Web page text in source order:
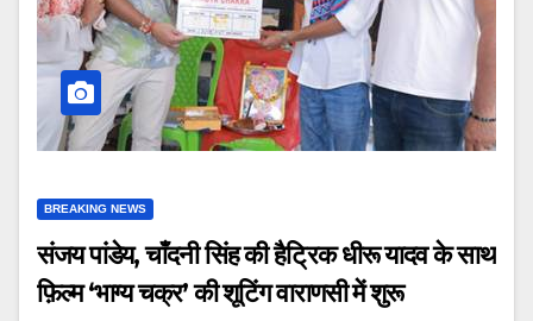
BREAKING NEWS
संजय पांडेय, चाँदनी सिंह की हैट्रिक धीरू यादव के साथ
फ़िल्म ‘भाग्य चक्र’ की शूटिंग वाराणसी में शुरू